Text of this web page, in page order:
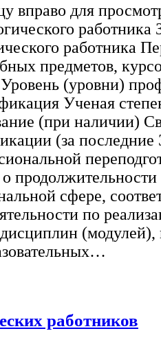
вправо для
работника
работника
предметов,
(уровни)
Ученая
(при наличии)
(за последние
сфере,
по
(модулей),
работников